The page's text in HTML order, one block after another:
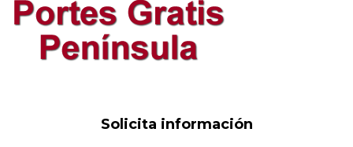
Solicita información